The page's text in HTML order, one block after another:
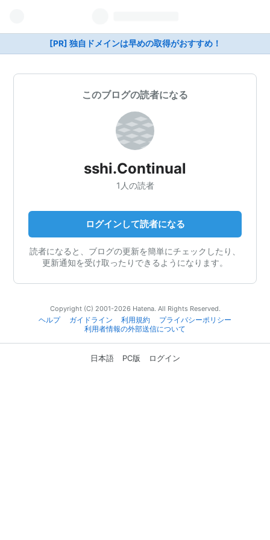
[PR] 独自ドメインは早めの取得がおすすめ！
このブログの読者になる
sshi.Continual
1人の読者
ログインして読者になる
読者になると、ブログの更新を簡単にチェックしたり、
更新通知を受け取ったりできるようになります。
Copyright (C) 2001-2026 Hatena. All Rights Reserved.
ヘルプ
ガイドライン 利用規約
プライバシーポリシー
利用者情報の外部送信について
日本語 PC版 ログイン